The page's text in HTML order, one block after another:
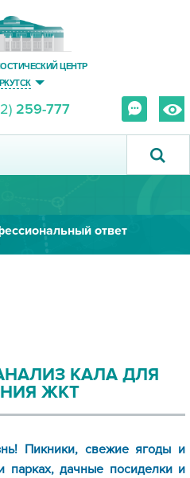
ЦЕНТР
259-777
ответ
КАЛА ДЛЯ
ЖКТ
Пикники, свежие ягоды и
парках, дачные посиделки и